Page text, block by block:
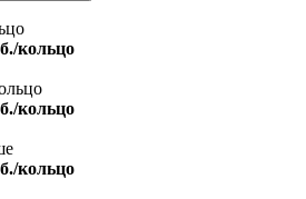
кольцо
кольцо
кольцо